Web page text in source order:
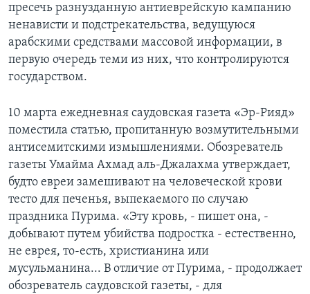
пресечь разнузданную антиеврейскую кампанию
ненависти и подстрекательства, ведущуюся
арабскими средствами массовой информации, в
первую очередь теми из них, что контролируются
государством.
10 марта ежедневная саудовская газета «Эр-Рияд»
поместила статью, пропитанную возмутительными
антисемитскими измышлениями. Обозреватель
газеты Умайма Ахмад аль-Джалахма утверждает,
будто евреи замешивают на человеческой крови
тесто для печенья, выпекаемого по случаю
праздника Пурима. «Эту кровь, - пишет она, -
добывают путем убийства подростка - естественно,
не еврея, то-есть, христианина или
мусульманина... В отличие от Пурима, - продолжает
обозреватель саудовской газеты, - для